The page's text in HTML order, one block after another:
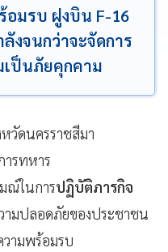
อมรบ ฝูงบิน F-16
งจนกว่าจะจัดการ
ป็นภัยคุกคาม
วัดนครราชสีมา
รทหาร
ณ์ในการปฏิบัติภารกิจ
ามปลอดภัยของประชาชน
วามพร้อมรบ